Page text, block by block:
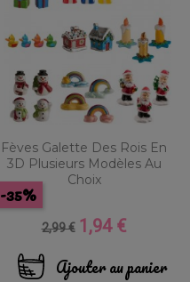
Fèves Galette Des Rois En
3D Plusieurs Modèles Au
Choix
Prix
base
2,99 €
-35%
Prix
1,94 €
Ajouter au panier